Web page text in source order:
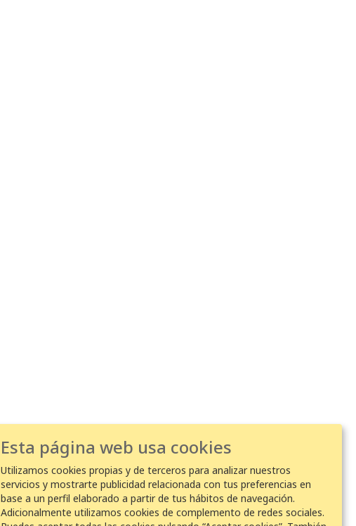
Esta página web usa cookies
Utilizamos cookies propias y de terceros para analizar nuestros
servicios y mostrarte publicidad relacionada con tus preferencias en
base a un perfil elaborado a partir de tus hábitos de navegación.
Adicionalmente utilizamos cookies de complemento de redes sociales.